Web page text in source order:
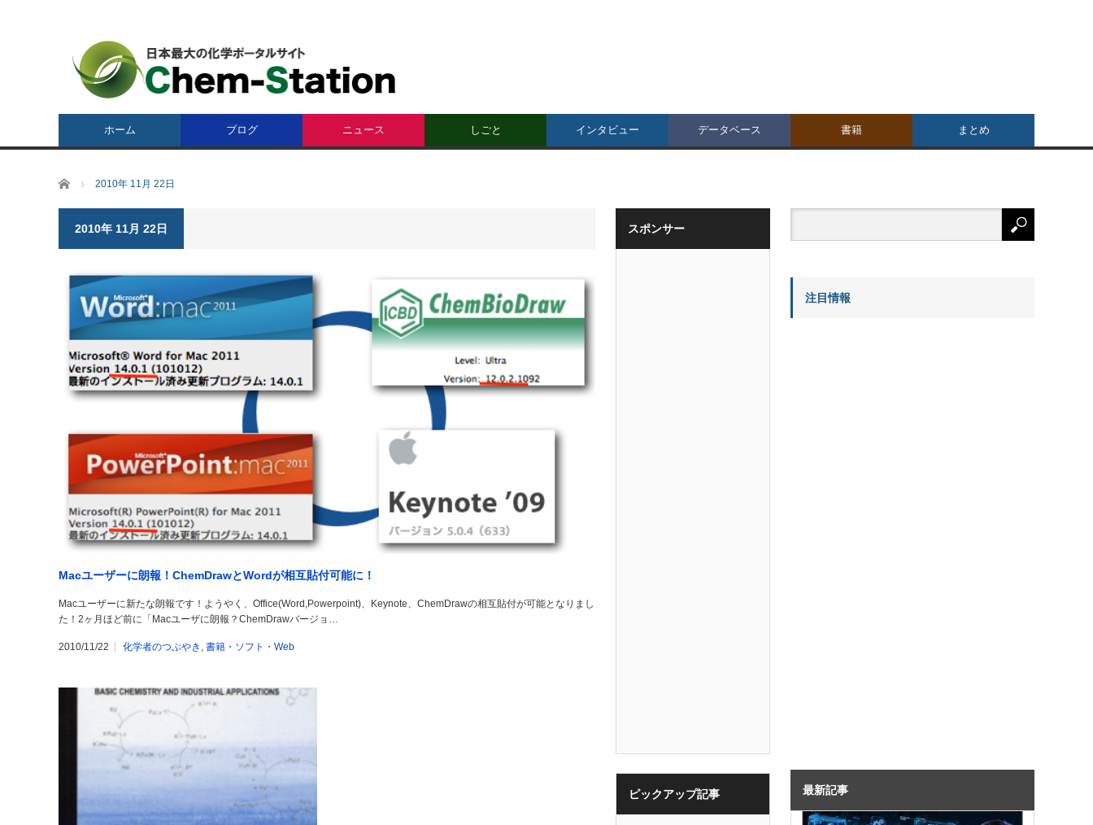
ホーム ブログ ニュース しごと インタビュー データベース 書籍 まとめ
ホーム 2010年 11月 22日
2010年 11月 22日
Macユーザーに朗報！ChemDrawとWordが相互貼付可能に！
Macユーザーに新たな朗報です！ようやく、Office(Word,Powerpoint)、Keynote、ChemDrawの相互貼付が可能となりまし
た！2ヶ月ほど前に「Macユーザに朗報？ChemDrawバージョ…
2010/11/22 化学者のつぶやき , 書籍・ソフト・Web
スポンサー
ピックアップ記事
注目情報
最新記事